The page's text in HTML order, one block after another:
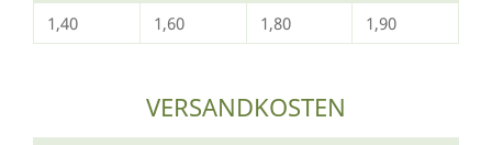
1,40
1,60 1,80 1,90
VERSANDKOSTEN